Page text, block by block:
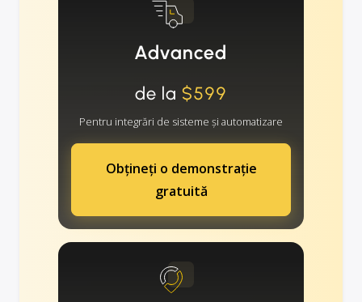
Advanced
de la $599
Pentru integrări de sisteme și automatizare
Obțineți o demonstrație
gratuită